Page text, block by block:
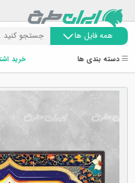
همه فایل ها
دسته بندی ها خرید